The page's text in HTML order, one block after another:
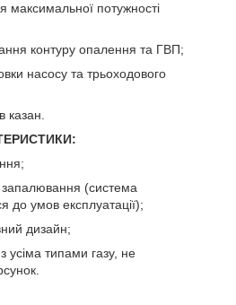
максимальної потужності
контуру опалення та ГВП;
насосу та трьоходового
казан.
(система
до умов експлуатації);
дизайн;
усіма типами газу, не